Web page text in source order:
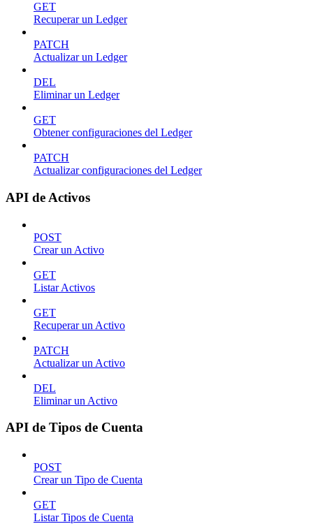
GET
Recuperar un Ledger
PATCH
Actualizar un Ledger
DEL
Eliminar un Ledger
GET
Obtener configuraciones del Ledger
PATCH
Actualizar configuraciones del Ledger
API de Activos
POST
Crear un Activo
GET
Listar Activos
GET
Recuperar un Activo
PATCH
Actualizar un Activo
DEL
Eliminar un Activo
API de Tipos de Cuenta
POST
Crear un Tipo de Cuenta
GET
Listar Tipos de Cuenta